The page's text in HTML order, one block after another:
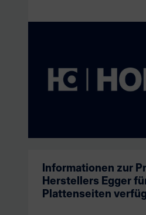
Informationen zur
Herstellers Egger
Plattenseiten